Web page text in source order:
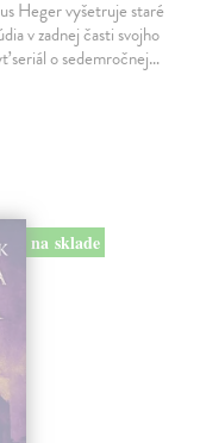
Heger vyšetruje staré
v zadnej časti svojho
seriál o sedemročnej…
na sklade